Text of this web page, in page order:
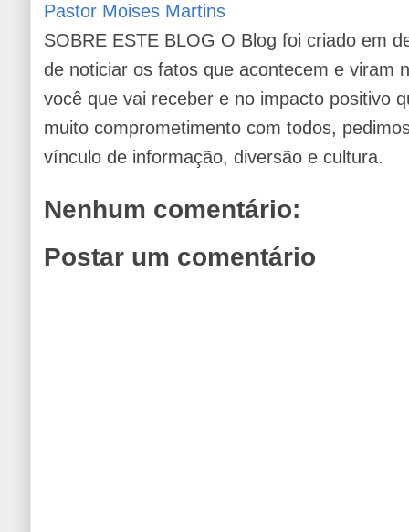
Pastor Moises Martins
SOBRE ESTE BLOG O Blog foi criado em
de noticiar os fatos que acontecem e viram
você que vai receber e no impacto positivo
muito comprometimento com todos,
vínculo de informação, diversão e cultura.
Nenhum comentário:
Postar um comentário